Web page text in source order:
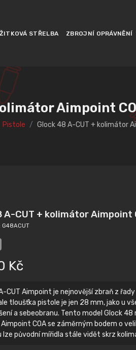
STŘELBA ZBROJNÍ OPRÁVNĚNÍ
Aimpoint
Pistole Glock 48 A-CUT + kolimátor
A-CUT + kolimátor Aimpoint
Kč
CUT Aimpoint je nejnovější zbraň z
tloušťka pistole je jen 28 mm, jako u
a sebeobranu. Tento model Glock
COA se záměrným bodem o
lze původní mířidla stále vidět skrz